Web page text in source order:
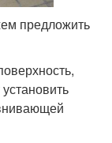
предложить